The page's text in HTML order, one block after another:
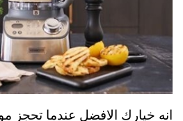
انه خيارك الافضل عندما تحجز